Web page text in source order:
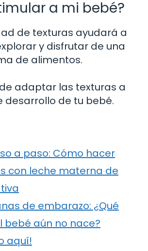
a mi bebé?
de texturas ayudará a
y disfrutar de una
de alimentos.
adaptar las texturas a
desarrollo de tu bebé.
a paso: Cómo hacer
con leche materna de
de embarazo: ¿Qué
bebé aún no nace?
aquí!